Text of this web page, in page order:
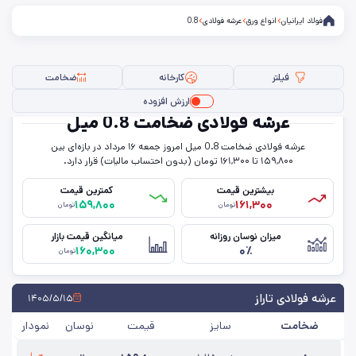
فولاد ایرانیان انواع ورق عرشه فولادی 0.8
فیلتر ها
ضخامت
فیلتر کارخانه
ضخامت
ارزش افزوده
عرشه فولادی ضخامت 0.8 میل
عرشه فولادی ضخامت 0.8 میل امروز جمعه ۱۶ مرداد در بازه‌ای بین
۱۵۹,۸۰۰ تا ۱۶۱,۳۰۰ تومان (بدون احتساب مالیات) قرار دارد.
بیشترین قیمت
۱۶۱,۳۰۰تومان
کمترین قیمت
۱۵۹,۸۰۰تومان
میزان نوسان روزانه
۰٪
میانگین قیمت بازار
۱۶۰,۳۰۰تومان
عرشه فولادی تاراز ۱۴۰۵/۵/۱۵
ضخامت سایز قیمت نوسان نمودار